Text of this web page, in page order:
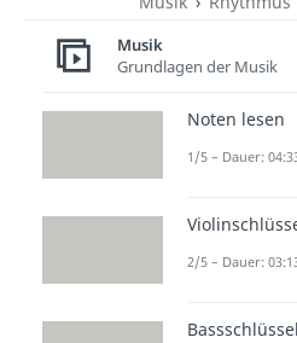
Notenwerte
Wichtige
Du möchtest
Musik
Grundlagen der Musik
Noten lesen
1/5 – Dauer:
2/5 – Dauer:
Bassschlüssel